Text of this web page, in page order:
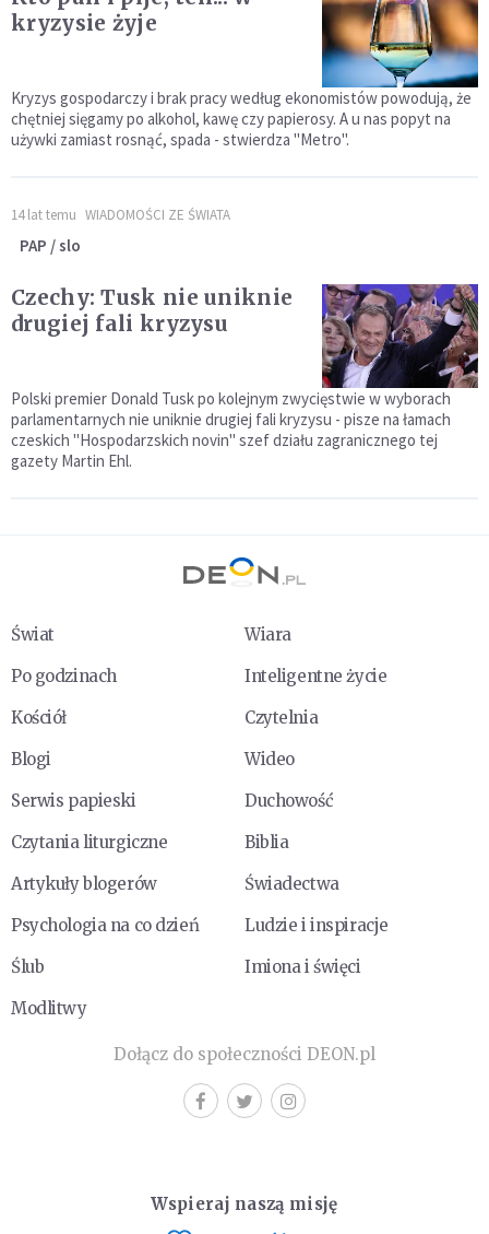
kryzysie żyje
Kryzys gospodarczy i brak pracy według ekonomistów powodują, że
chętniej sięgamy po alkohol, kawę czy papierosy. A u nas popyt na
używki zamiast rosnąć, spada - stwierdza "Metro".
14 lat temu WIADOMOŚCI ZE ŚWIATA
PAP / slo
Czechy: Tusk nie uniknie
drugiej fali kryzysu
Polski premier Donald Tusk po kolejnym zwycięstwie w wyborach
parlamentarnych nie uniknie drugiej fali kryzysu - pisze na łamach
czeskich "Hospodarzskich novin" szef działu zagranicznego tej
gazety Martin Ehl.
Świat
Wiara
Po godzinach
Inteligentne życie
Kościół
Czytelnia
Blogi
Wideo
Serwis papieski
Duchowość
Czytania liturgiczne
Biblia
Artykuły blogerów
Świadectwa
Psychologia na co dzień
Ludzie i inspiracje
Ślub
Imiona i święci
Modlitwy
Dołącz do społeczności DEON.pl
Wspieraj naszą misję